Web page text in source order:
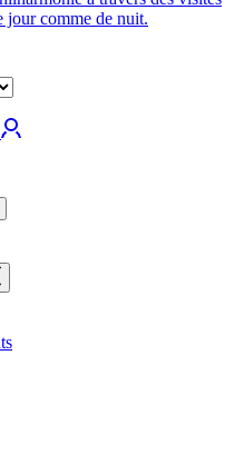
jour comme de nuit.